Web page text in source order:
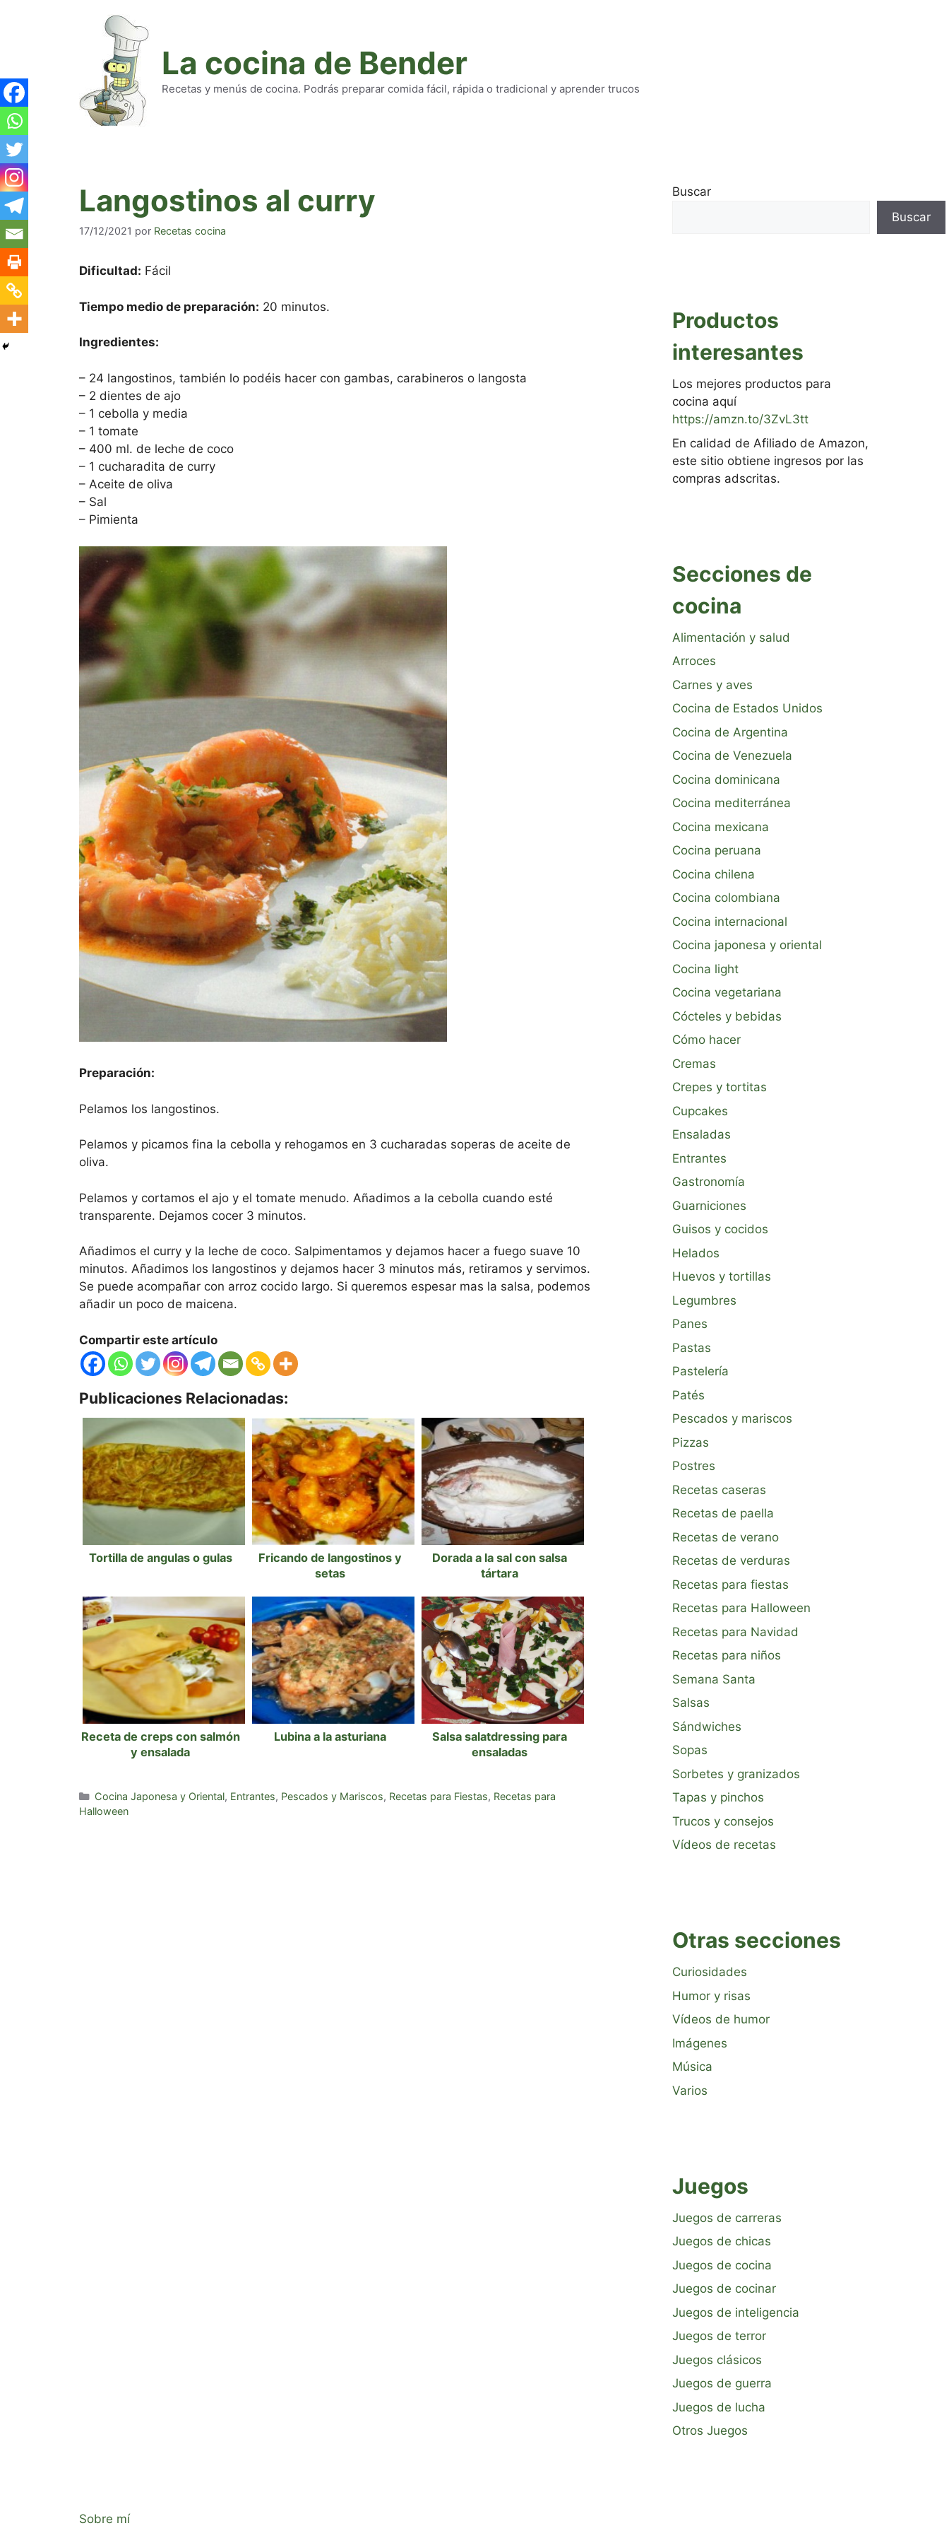
La cocina de Bender
Recetas y menús de cocina. Podrás preparar comida fácil, rápida o tradicional y aprender trucos
Langostinos al curry
17/12/2021 por Recetas cocina
Dificultad: Fácil
Tiempo medio de preparación: 20 minutos.
Ingredientes:
– 24 langostinos, también lo podéis hacer con gambas, carabineros o langosta
– 2 dientes de ajo
– 1 cebolla y media
– 1 tomate
– 400 ml. de leche de coco
– 1 cucharadita de curry
– Aceite de oliva
– Sal
– Pimienta
Preparación:
Pelamos los langostinos.
Pelamos y picamos fina la cebolla y rehogamos en 3 cucharadas soperas de aceite de
oliva.
Pelamos y cortamos el ajo y el tomate menudo. Añadimos a la cebolla cuando esté
transparente. Dejamos cocer 3 minutos.
Añadimos el curry y la leche de coco. Salpimentamos y dejamos hacer a fuego suave 10
minutos. Añadimos los langostinos y dejamos hacer 3 minutos más, retiramos y servimos.
Se puede acompañar con arroz cocido largo. Si queremos espesar mas la salsa, podemos
añadir un poco de maicena.
Compartir este artículo
Publicaciones Relacionadas:
Tortilla de angulas o gulas
Fricando de langostinos y
setas
Dorada a la sal con salsa
tártara
Receta de creps con salmón
y ensalada
Lubina a la asturiana
Salsa salatdressing para
ensaladas
Categorías
Cocina Japonesa y Oriental, Entrantes, Pescados y Mariscos, Recetas para Fiestas, Recetas para
Halloween
Buscar
Buscar
Productos
interesantes
Los mejores productos para
cocina aquí
https://amzn.to/3ZvL3tt
En calidad de Afiliado de Amazon,
este sitio obtiene ingresos por las
compras adscritas.
Secciones de
cocina
Alimentación y salud
Arroces
Carnes y aves
Cocina de Estados Unidos
Cocina de Argentina
Cocina de Venezuela
Cocina dominicana
Cocina mediterránea
Cocina mexicana
Cocina peruana
Cocina chilena
Cocina colombiana
Cocina internacional
Cocina japonesa y oriental
Cocina light
Cocina vegetariana
Cócteles y bebidas
Cómo hacer
Cremas
Crepes y tortitas
Cupcakes
Ensaladas
Entrantes
Gastronomía
Guarniciones
Guisos y cocidos
Helados
Huevos y tortillas
Legumbres
Panes
Pastas
Pastelería
Patés
Pescados y mariscos
Pizzas
Postres
Recetas caseras
Recetas de paella
Recetas de verano
Recetas de verduras
Recetas para fiestas
Recetas para Halloween
Recetas para Navidad
Recetas para niños
Semana Santa
Salsas
Sándwiches
Sopas
Sorbetes y granizados
Tapas y pinchos
Trucos y consejos
Vídeos de recetas
Otras secciones
Curiosidades
Humor y risas
Vídeos de humor
Imágenes
Música
Varios
Juegos
Juegos de carreras
Juegos de chicas
Juegos de cocina
Juegos de cocinar
Juegos de inteligencia
Juegos de terror
Juegos clásicos
Juegos de guerra
Juegos de lucha
Otros Juegos
Sobre mí